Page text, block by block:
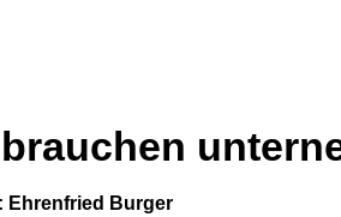
Ehrenfried Burger